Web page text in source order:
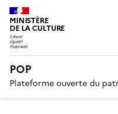
MINISTÈRE
DE LA CULTURE
POP
Plateforme ouverte du